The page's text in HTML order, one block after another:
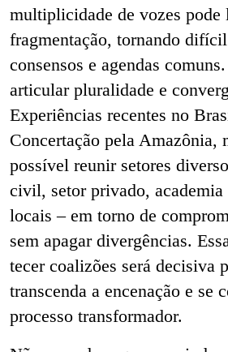
multiplicidade de vozes pode
fragmentação, tornando
consensos e agendas
articular pluralidade e
Experiências recentes no
Concertação pela Amazônia,
possível reunir setores
civil, setor privado, academia
locais – em torno de
sem apagar divergências.
tecer coalizões será decisiva
transcenda a encenação e se
processo transformador.